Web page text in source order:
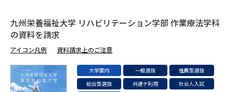
大学で学べる内容や特徴を調べる
データサイエンス特集 奨学金・特待生制度特集
九州栄養福祉大学 リハビリテーション学部 作業療法学科
の資料を請求
アイコン凡例 資料請求上のご注意
大学案内 一般選抜
推薦型選抜
総合型選抜
共通テ利用
社会人入試